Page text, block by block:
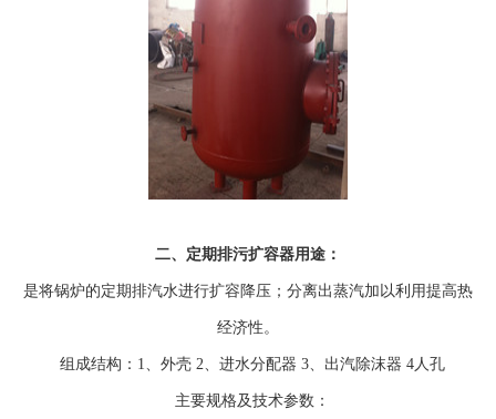
二、定期排污扩容器用途：
是将锅炉的定期排汽水进行扩容降压；分离出蒸汽加以利用提高热
经济性。
组成结构：1、外壳 2、进水分配器 3、出汽除沫器 4人孔
主要规格及技术参数：